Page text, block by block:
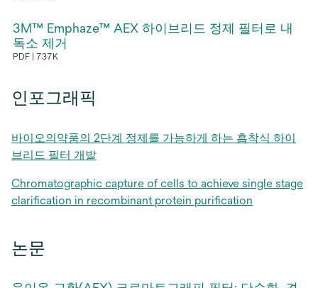
탭
에
서
림
3M™ Emphaze™ AEX 하이브리드 정제 필터로 내
독소 제거
PDF 737K
에
열
림
인포그래픽
바이오의약품의 2단계 정제를 가능하게 하는 흡착식 하이
브리드 필터 개발
Chromatographic capture of cells to achieve single stage
clarification in recombinant protein purification
논문